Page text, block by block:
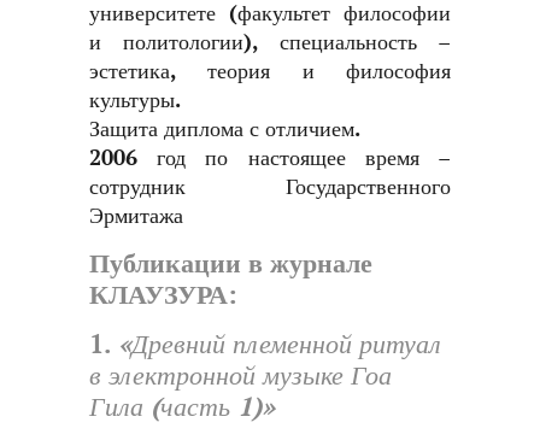
университете (факультет философии
и политологии), специальность –
эстетика, теория и философия
культуры.
Защита диплома с отличием.
2006 год по настоящее время –
сотрудник Государственного
Эрмитажа
Публикации в журнале
КЛАУЗУРА:
1. «Древний племенной ритуал
в электронной музыке Гоа
Гила (часть 1)»